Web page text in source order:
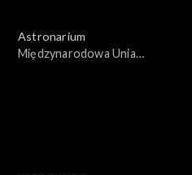
Astronarium
Międzynarodowa Unia